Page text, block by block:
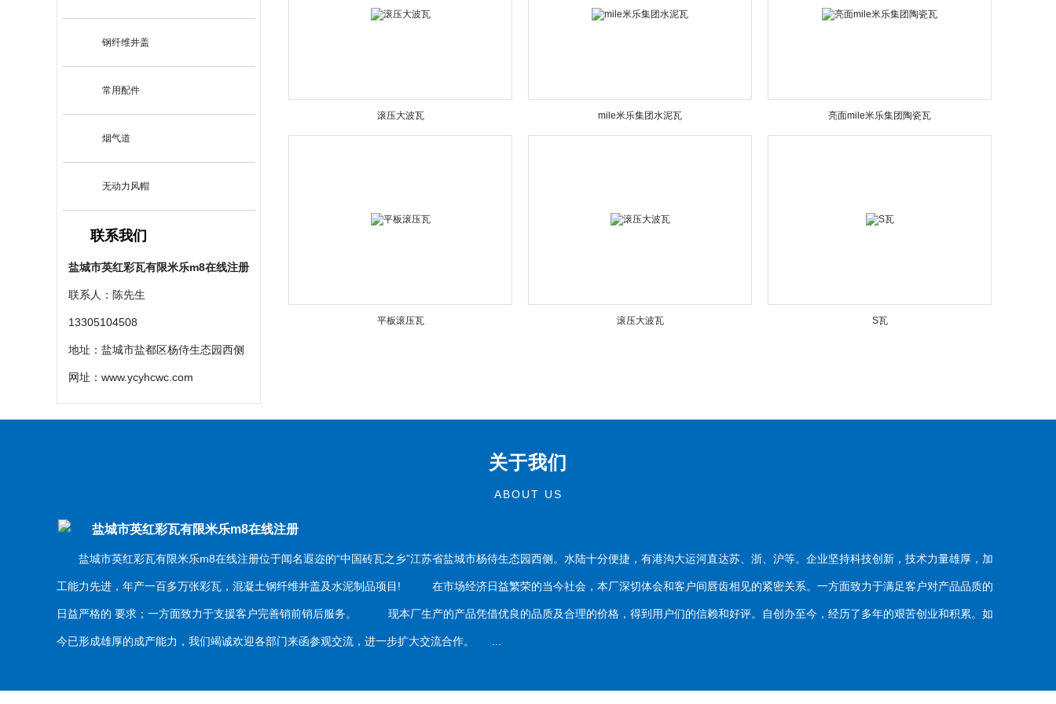
钢纤维井盖
常用配件
烟气道
无动力风帽
联系我们
盐城市英红彩瓦有限米乐m8在线注册
联系人：陈先生
13305104508
地址：盐城市盐都区杨侍生态园西侧
网址： www.ycyhcwc.com
滚压大波瓦 mile米乐集团水泥瓦 亮面mile米乐集团陶瓷瓦
平板滚压瓦 滚压大波瓦 S瓦
关于我们
ABOUT US
盐城市英红彩瓦有限米乐m8在线注册
盐城市英红彩瓦有限米乐m8在线注册位于闻名遐迩的“中国砖瓦之乡”江苏省盐城市杨待生态园西侧。水陆十分便捷，有港沟大运河直达苏、浙、沪等。企业坚持科技创新，技术力量雄厚，加
工能力先进，年产一百多万张彩瓦，混凝土钢纤维井盖及水泥制品项目! 在市场经济日益繁荣的当今社会，本厂深切体会和客户间唇齿相见的紧密关系。一方面致力于满足客户对产品品质的
日益严格的 要求；一方面致力于支援客户完善销前销后服务。 现本厂生产的产品凭借优良的品质及合理的价格，得到用户们的信赖和好评。自创办至今，经历了多年的艰苦创业和积累。如
今已形成雄厚的成产能力，我们竭诚欢迎各部门来函参观交流，进一步扩大交流合作。 ...